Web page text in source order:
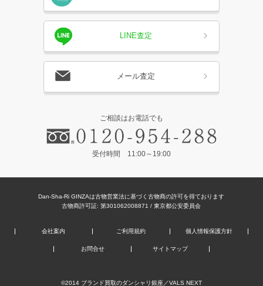
LINE査定
メール査定
ご相談はお電話でも
受付時間 11:00～19:00
Dan-Sha-Ri GINZAは古物営業法に基づく古物商の許可を得ております
古物商許可証: 第301062008871 / 東京都公安委員会
会社案内 ご利用規約 個人情報保護方針
お問合せ サイトマップ
©2014 ブランド買取のダンシャリ銀座／VALS NEXT